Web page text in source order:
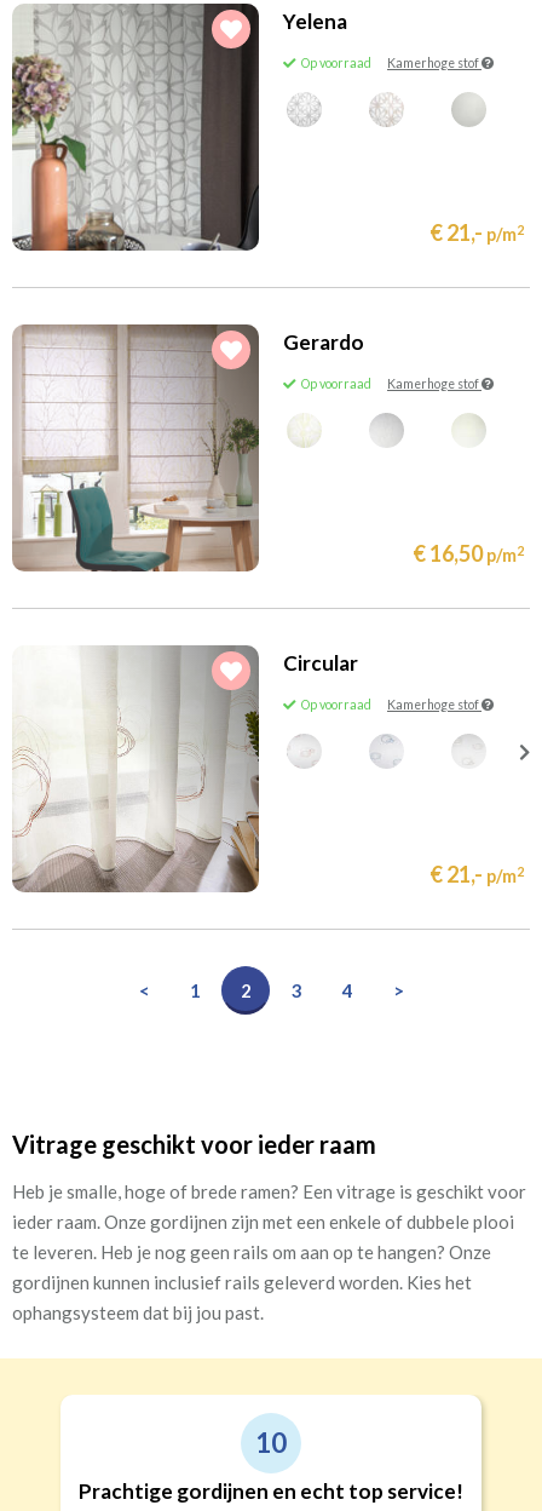
Yelena
Op voorraad Kamerhoge stof
€ 21,- p/m2
Gerardo
Op voorraad Kamerhoge stof
€ 16,50 p/m2
Circular
Op voorraad Kamerhoge stof
€ 21,- p/m2
< 1 2 3 4 >
Vitrage geschikt voor ieder raam
Heb je smalle, hoge of brede ramen? Een vitrage is geschikt voor
ieder raam. Onze gordijnen zijn met een enkele of dubbele plooi
te leveren. Heb je nog geen rails om aan op te hangen? Onze
gordijnen kunnen inclusief rails geleverd worden. Kies het
ophangsysteem dat bij jou past.
9
Goede kwaliteit en service!